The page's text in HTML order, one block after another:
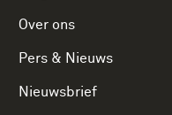
Over ons
Pers & Nieuws
Nieuwsbrief